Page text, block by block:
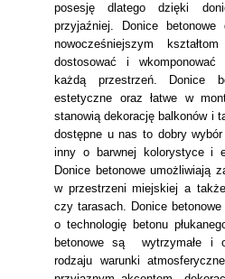
posesję dlatego dzięki
przyjaźniej. Donice
nowocześniejszym
dostosować i
każdą przestrzeń. Donice
estetyczne oraz łatwe w
stanowią dekorację balkonów i
dostępne u nas to dobry
inny o barwnej kolorystyce i
Donice betonowe umożliwiają
w przestrzeni miejskiej a
czy tarasach. Donice
o technologię betonu
betonowe są wytrzymałe i
rodzaju warunki